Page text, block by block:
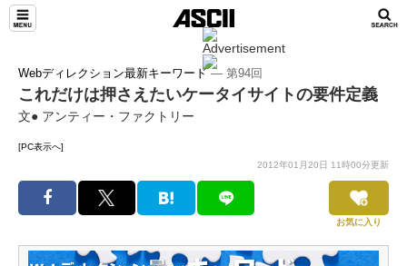
Webディレクション最新キーワード― 第94回
これだけは押さえたいケータイサイトの要件定義
文● アンティー・ファクトリー
[PC表示へ]
2012年01月20日 11時00分更新
お気に入り